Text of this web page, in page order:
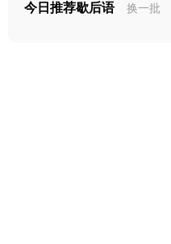
今日推荐歇后语 换一批